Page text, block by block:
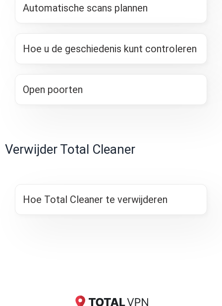
Automatische scans plannen
Hoe u de geschiedenis kunt controleren
Open poorten
Verwijder Total Cleaner
Hoe Total Cleaner te verwijderen